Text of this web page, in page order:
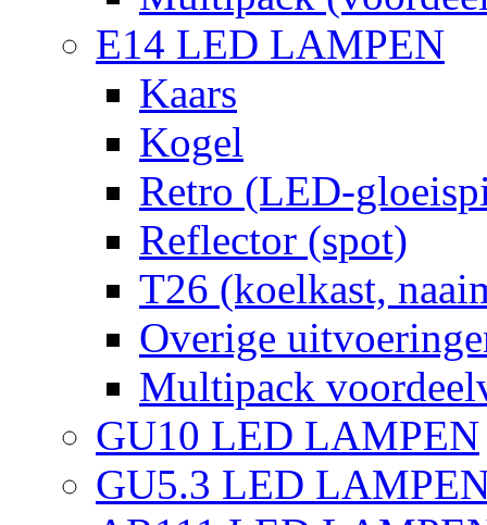
E14 LED LAMPEN
Kaars
Kogel
Retro (LED-
Reflector (spot)
T26 (koelkast,
Overige
Multipack
GU10 LED LAMPEN
GU5.3 LED